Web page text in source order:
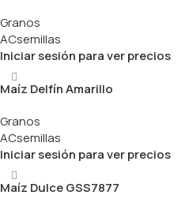
Granos
ACsemillas
Iniciar sesión para ver precios
Maíz Delfín Amarillo
Granos
ACsemillas
Iniciar sesión para ver precios
Maíz Dulce GSS7877